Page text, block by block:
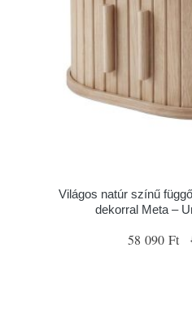
Világos natúr színű
dekorral Meta –
58 090 Ft